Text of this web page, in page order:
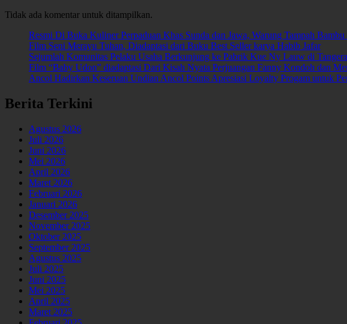
Tidak ada komentar untuk ditampilkan.
Resmi Di Buka Kuliner Perpaduan Khas Sunda dan Jawa, Warung Tampah
Film Seni Merayu Tuhan, Diadaptasi dari Buku Best Seller karya Habib Jafar
Sejumlah Komunitas Pelaku Usaha Berkunjung ke Pabrik Kue Ny Lauw di
Film “Baby Udon” diadaptasi Dari Kisah Nyata Perjuangan Fanny Kondoh dan
Ancol Hadirkan Keseruan Undian Ancol Points Apresiasi Loyalty Progam untuk
Berita Terkini
Agustus 2026
Juli 2026
Juni 2026
Mei 2026
April 2026
Maret 2026
Februari 2026
Januari 2026
Desember 2025
November 2025
Oktober 2025
September 2025
Agustus 2025
Juli 2025
Juni 2025
Mei 2025
April 2025
Maret 2025